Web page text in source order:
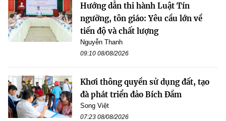
Hướng dẫn thi hành Luật Tín
ngưỡng, tôn giáo: Yêu cầu lớn về
tiến độ và chất lượng
Nguyễn Thanh
09:10 08/08/2026
Khơi thông quyền sử dụng đất, tạo
đà phát triển đảo Bích Đầm
Song Việt
07:23 08/08/2026